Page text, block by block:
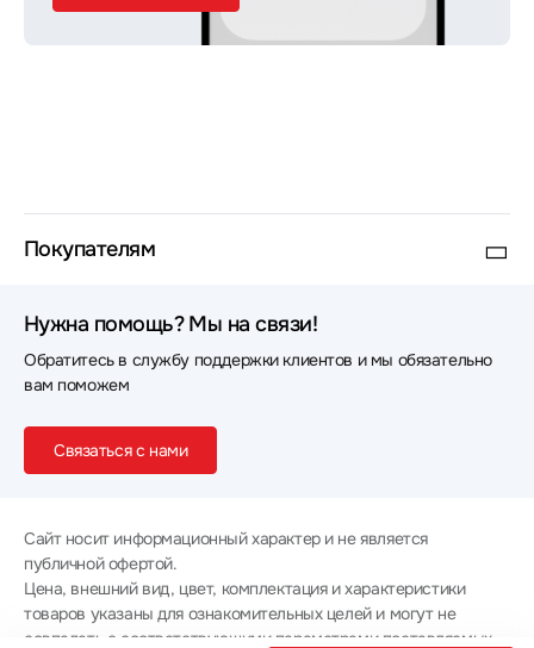
Покупателям
Нужна помощь? Мы на связи!
Обратитесь в службу поддержки клиентов и мы обязательно
вам поможем
Связаться с нами
Сайт носит информационный характер и не является
публичной офертой.
Цена, внешний вид, цвет, комплектация и характеристики
товаров указаны для ознакомительных целей и могут не
совпадать с соответствующими параметрами поставляемых